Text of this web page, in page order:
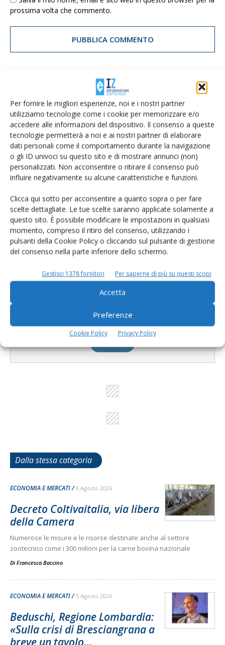
Per fornire le migliori esperienze, noi e i nostri partner
utilizziamo tecnologie come i cookie per memorizzare e/o
accedere alle informazioni del dispositivo. Il consenso a queste
tecnologie permetterà a noi e ai nostri partner di elaborare
dati personali come il comportamento durante la navigazione
o gli ID univoci su questo sito e di mostrare annunci (non)
personalizzati. Non acconsentire o ritirare il consenso può
influire negativamente su alcune caratteristiche e funzioni.
Clicca qui sotto per acconsentire a quanto sopra o per fare
scelte dettagliate. Le tue scelte saranno applicate solamente a
questo sito. È possibile modificare le impostazioni in qualsiasi
momento, compreso il ritiro del consenso, utilizzando i
pulsanti della Cookie Policy o cliccando sul pulsante di gestione
del consenso nella parte inferiore dello schermo.
Gestisci 1378 fornitori Per saperne di più su questi scopi
Accetta
Preferenze
Cookie Policy Privacy Policy
prossima volta che commento.
Tecniche, prodotti e servizi dalle aziende
Catalogo Aziende e Prodotti
Un modo semplice per cercare un'azienda o un
prodotto!
Cerca adesso
L'Esperto risponde
I consigli di Terra e Vita agli agricoltori
Dalla stessa categoria
ECONOMIA E MERCATI 6 Agosto 2026
Decreto Coltivaitalia, via libera
della Camera
Numerose le misure e le risorse destinate anche al settore
zootecnico come i 300 milioni per la carne bovina nazionale
Di Francesca Baccino
ECONOMIA E MERCATI 5 Agosto 2026
Beduschi, Regione Lombardia:
«Sulla crisi di Bresciangrana a
breve un tavolo...